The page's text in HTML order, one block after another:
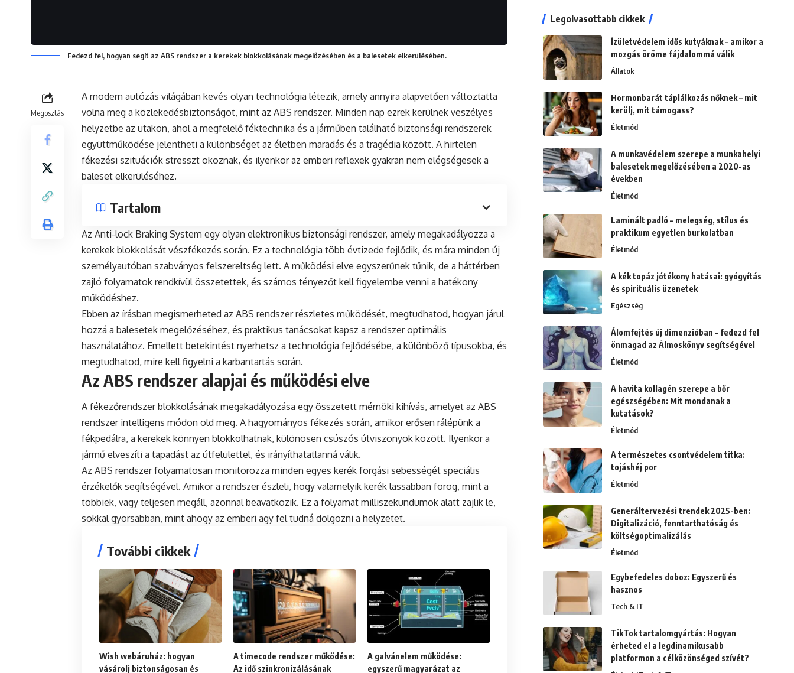
Fedezd fel, hogyan segít az ABS rendszer a kerekek blokkolásának megelőzésében és a balesetek elkerülésében.
Megosztás
A modern autózás világában kevés olyan technológia létezik, amely annyira alapvetően változtatta
volna meg a közlekedésbiztonságot, mint az ABS rendszer. Minden nap ezrek kerülnek veszélyes
helyzetbe az utakon, ahol a megfelelő féktechnika és a járműben található biztonsági rendszerek
együttműködése jelentheti a különbséget az életben maradás és a tragédia között. A hirtelen
fékezési szituációk stresszt okoznak, és ilyenkor az emberi reflexek gyakran nem elégségesek a
baleset elkerüléséhez.
Tartalom
Az Anti-lock Braking System egy olyan elektronikus biztonsági rendszer, amely megakadályozza a
kerekek blokkolását vészfékezés során. Ez a technológia több évtizede fejlődik, és mára minden új
személyautóban szabványos felszereltség lett. A működési elve egyszerűnek tűnik, de a háttérben
zajló folyamatok rendkívül összetettek, és számos tényezőt kell figyelembe venni a hatékony
működéshez.
Ebben az írásban megismerheted az ABS rendszer részletes működését, megtudhatod, hogyan járul
hozzá a balesetek megelőzéséhez, és praktikus tanácsokat kapsz a rendszer optimális
használatához. Emellett betekintést nyerhetsz a technológia fejlődésébe, a különböző típusokba, és
megtudhatod, mire kell figyelni a karbantartás során.
Az ABS rendszer alapjai és működési elve
A fékezőrendszer blokkolásának megakadályozása egy összetett mérnöki kihívás, amelyet az ABS
rendszer intelligens módon old meg. A hagyományos fékezés során, amikor erősen rálépünk a
fékpedálra, a kerekek könnyen blokkolhatnak, különösen csúszós útviszonyok között. Ilyenkor a
jármű elveszíti a tapadást az útfelülettel, és irányíthatatlanná válik.
Az ABS rendszer folyamatosan monitorozza minden egyes kerék forgási sebességét speciális
érzékelők segítségével. Amikor a rendszer észleli, hogy valamelyik kerék lassabban forog, mint a
többiek, vagy teljesen megáll, azonnal beavatkozik. Ez a folyamat milliszekundumok alatt zajlik le,
sokkal gyorsabban, mint ahogy az emberi agy fel tudná dolgozni a helyzetet.
További cikkek
Wish webáruház: hogyan
vásárolj biztonságosan és
A timecode rendszer működése:
Az idő szinkronizálásának
A galvánelem működése:
egyszerű magyarázat az
Legolvasottabb cikkek
Ízületvédelem idős kutyáknak – amikor a
mozgás öröme fájdalommá válik
Állatok
Hormonbarát táplálkozás nőknek – mit
kerülj, mit támogass?
Életmód
A munkavédelem szerepe a munkahelyi
balesetek megelőzésében a 2020-as
években
Életmód
Laminált padló – melegség, stílus és
praktikum egyetlen burkolatban
Életmód
A kék topáz jótékony hatásai: gyógyítás
és spirituális üzenetek
Egészség
Álomfejtés új dimenzióban – fedezd fel
önmagad az Álmoskönyv segítségével
Életmód
A havita kollagén szerepe a bőr
egészségében: Mit mondanak a
kutatások?
Életmód
A természetes csontvédelem titka:
tojáshéj por
Életmód
Generáltervezési trendek 2025-ben:
Digitalizáció, fenntarthatóság és
költségoptimalizálás
Életmód
Egybefedeles doboz: Egyszerű és
hasznos
Tech & IT
TikTok tartalomgyártás: Hogyan
érheted el a legdinamikusabb
platformon a célközönséged szívét?